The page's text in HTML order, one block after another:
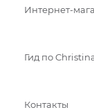
Интернет-
Гид по
Контакты